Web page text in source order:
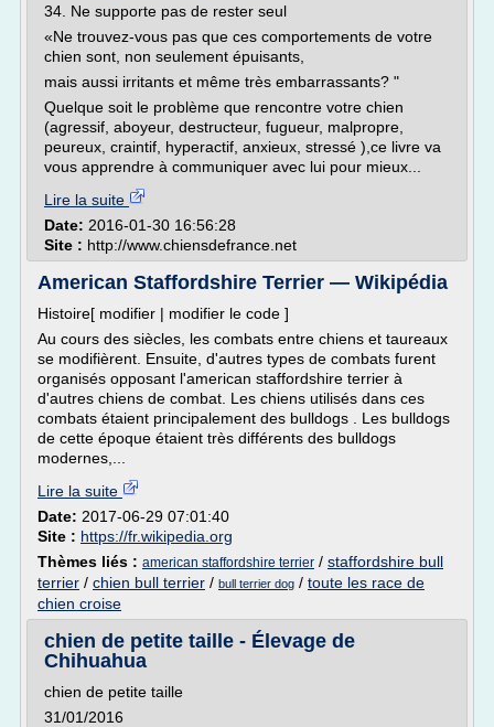
34. Ne supporte pas de rester seul
«Ne trouvez-vous pas que ces comportements de votre
chien sont, non seulement épuisants,
mais aussi irritants et même très embarrassants? "
Quelque soit le problème que rencontre votre chien
(agressif, aboyeur, destructeur, fugueur, malpropre,
peureux, craintif, hyperactif, anxieux, stressé ),ce livre va
vous apprendre à communiquer avec lui pour mieux...
Lire la suite
Date: 2016-01-30 16:56:28
Site : http://www.chiensdefrance.net
American Staffordshire Terrier — Wikipédia
Histoire[ modifier | modifier le code ]
Au cours des siècles, les combats entre chiens et taureaux
se modifièrent. Ensuite, d'autres types de combats furent
organisés opposant l'american staffordshire terrier à
d'autres chiens de combat. Les chiens utilisés dans ces
combats étaient principalement des bulldogs . Les bulldogs
de cette époque étaient très différents des bulldogs
modernes,...
Lire la suite
Date: 2017-06-29 07:01:40
Site : https://fr.wikipedia.org
Thèmes liés : american staffordshire terrier / staffordshire bull
terrier / chien bull terrier / bull terrier dog / toute les race de
chien croise
chien de petite taille - Élevage de
Chihuahua
chien de petite taille
31/01/2016